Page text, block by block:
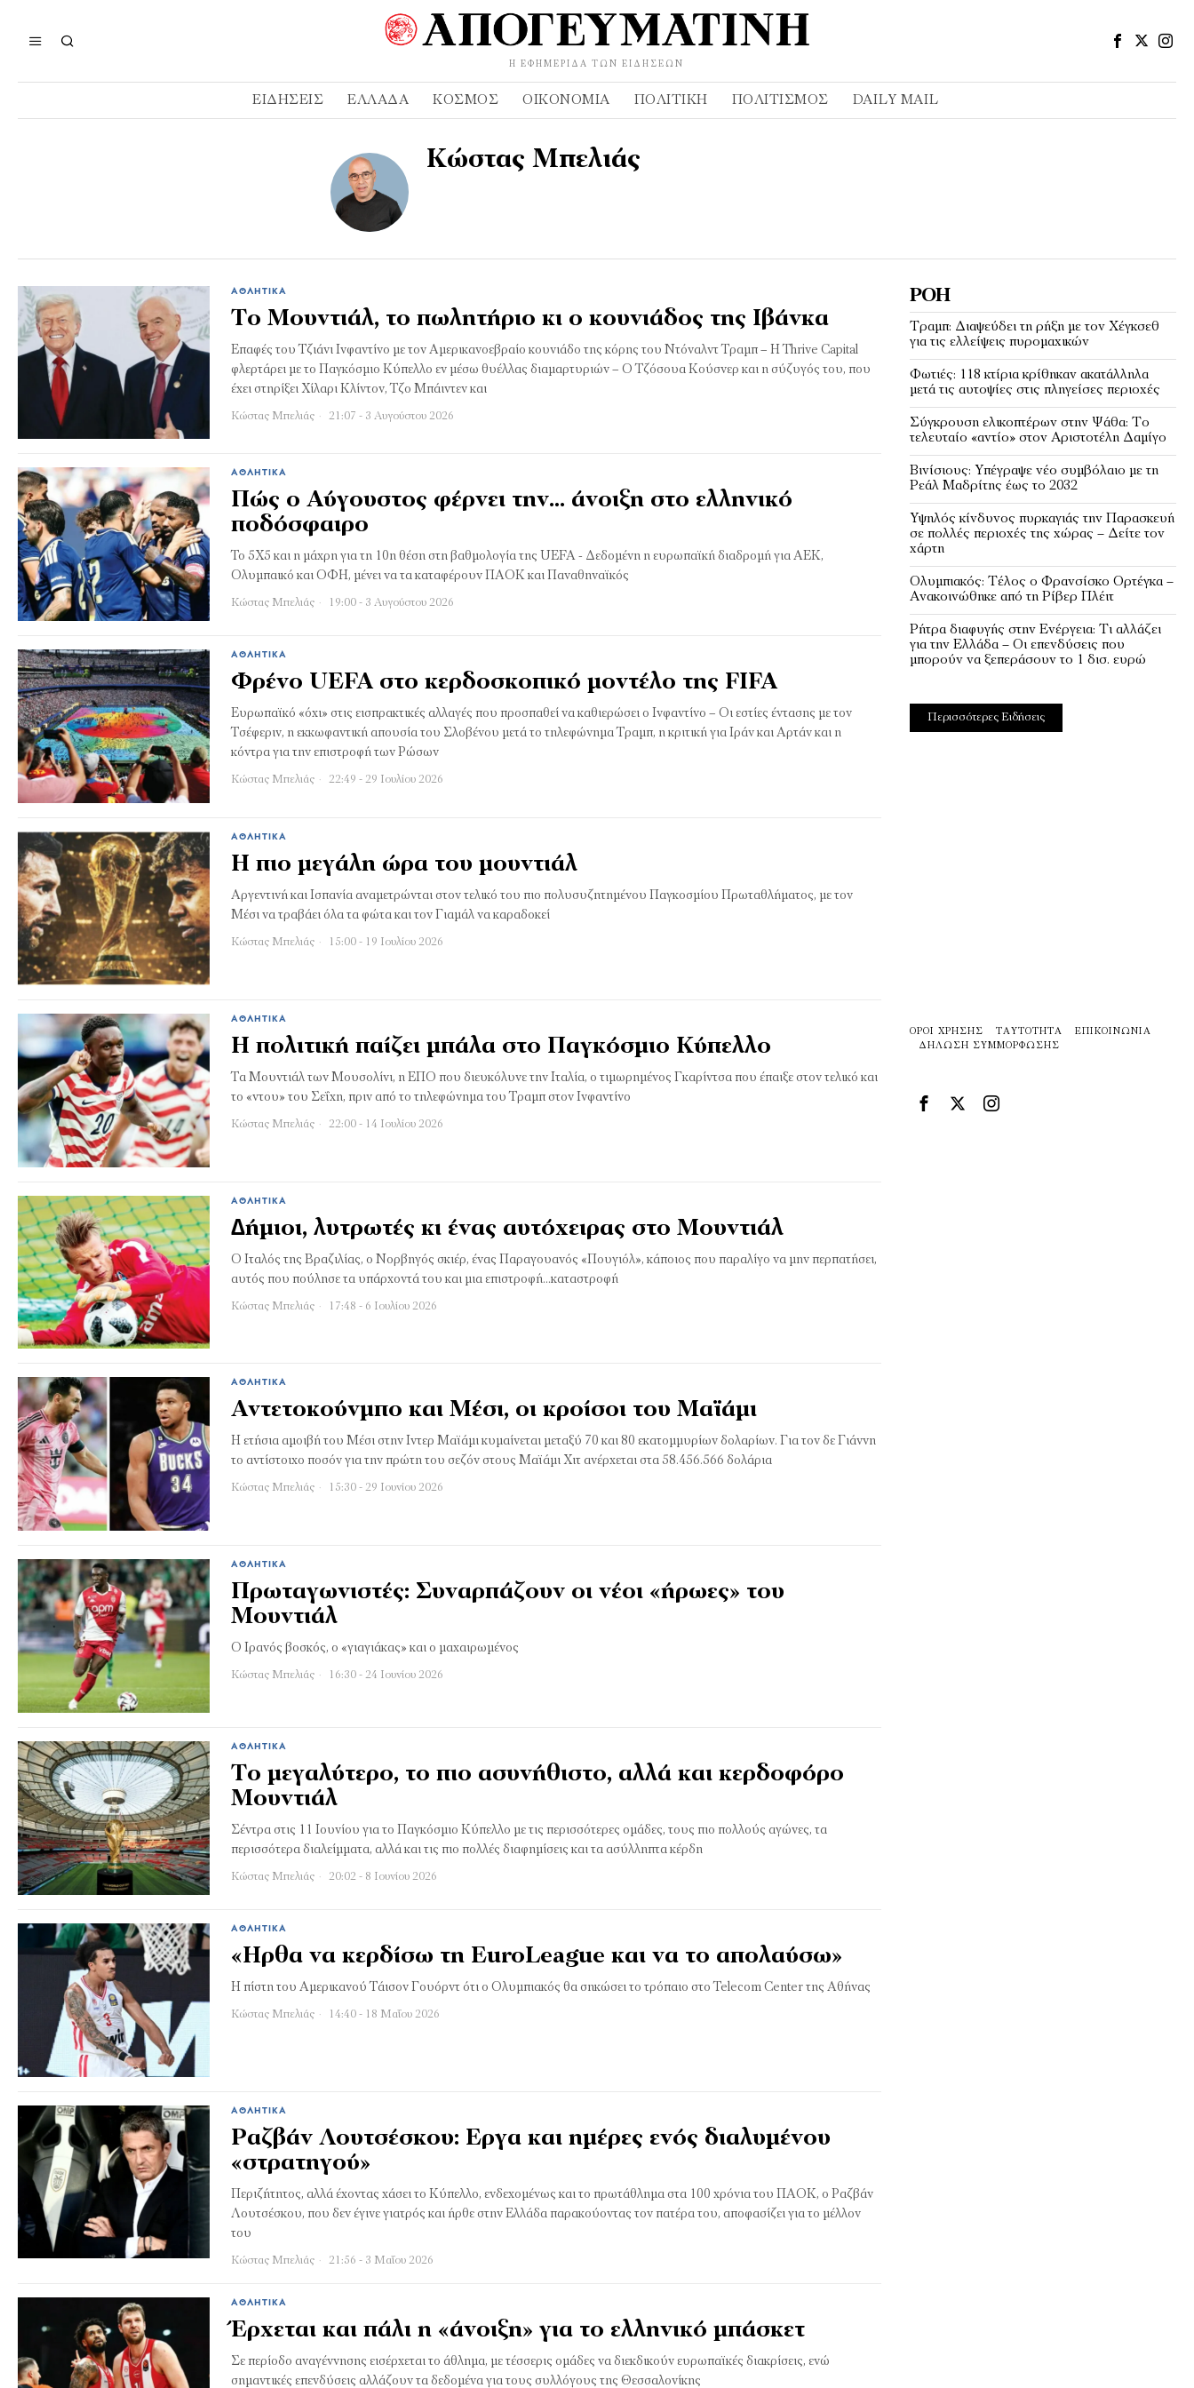
Η ΕΦΗΜΕΡΊΔΑ ΤΩΝ ΕΙΔΉΣΕΩΝ
ΕΙΔΉΣΕΙΣ ΕΛΛΆΔΑ ΚΌΣΜΟΣ ΟΙΚΟΝΟΜΊΑ ΠΟΛΙΤΙΚΉ ΠΟΛΙΤΙΣΜΌΣ DAILY MAIL
Κώστας Μπελιάς
ΑΘΛΗΤΙΚΆ
Το Μουντιάλ, το πωλητήριο κι ο κουνιάδος της Ιβάνκα
Επαφές του Τζιάνι Ινφαντίνο με τον Αμερικανοεβραίο κουνιάδο της κόρης του Ντόναλντ Τραμπ – Η Thrive Capital
φλερτάρει με το Παγκόσμιο Κύπελλο εν μέσω θυέλλας διαμαρτυριών – Ο Τζόσουα Κούσνερ και η σύζυγός του, που
έχει στηρίξει Χίλαρι Κλίντον, Τζο Μπάιντεν και
Κώστας Μπελιάς 21:07 - 3 Αυγούστου 2026
ΑΘΛΗΤΙΚΆ
Πώς ο Αύγουστος φέρνει την… άνοιξη στο ελληνικό
ποδόσφαιρο
To 5X5 και η μάχρη για τη 10η θέση στη βαθμολογία της UEFA - Δεδομένη η ευρωπαϊκή διαδρομή για ΑΕΚ,
Ολυμπαικό και ΟΦΗ, μένει να τα καταφέρουν ΠΑΟΚ και Παναθηναϊκός
Κώστας Μπελιάς 19:00 - 3 Αυγούστου 2026
ΑΘΛΗΤΙΚΆ
Φρένο UEFA στο κερδοσκοπικό μοντέλο της FIFA
Ευρωπαϊκό «όχι» στις εισπρακτικές αλλαγές που προσπαθεί να καθιερώσει ο Ινφαντίνο – Οι εστίες έντασης με τον
Τσέφεριν, η εκκωφαντική απουσία του Σλοβένου μετά το τηλεφώνημα Τραμπ, η κριτική για Ιράν και Αρτάν και η
κόντρα για την επιστροφή των Ρώσων
Κώστας Μπελιάς 22:49 - 29 Ιουλίου 2026
ΑΘΛΗΤΙΚΆ
Η πιο μεγάλη ώρα του μουντιάλ
Αργεντινή και Ισπανία αναμετρώνται στον τελικό του πιο πολυσυζητημένου Παγκοσμίου Πρωταθλήματος, με τον
Μέσι να τραβάει όλα τα φώτα και τον Γιαμάλ να καραδοκεί
Κώστας Μπελιάς 15:00 - 19 Ιουλίου 2026
ΑΘΛΗΤΙΚΆ
Η πολιτική παίζει µπάλα στο Παγκόσµιο Κύπελλο
Τα Μουντιάλ των Μουσολίνι, η ΕΠΟ που διευκόλυνε την Ιταλία, ο τιμωρημένος Γκαρίντσα που έπαιξε στον τελικό και
το «ντου» του Σεΐχη, πριν από το τηλεφώνημα του Τραμπ στον Ινφαντίνο
Κώστας Μπελιάς 22:00 - 14 Ιουλίου 2026
ΑΘΛΗΤΙΚΆ
∆ήµιοι, λυτρωτές κι ένας αυτόχειρας στο Μουντιάλ
O Iταλός της Βραζιλίας, ο Νορβηγός σκιέρ, ένας Παραγουανός «Πουγιόλ», κάποιος που παραλίγο να μην περπατήσει,
αυτός που πούλησε τα υπάρχοντά του και μια επιστροφή...καταστροφή
Κώστας Μπελιάς 17:48 - 6 Ιουλίου 2026
ΑΘΛΗΤΙΚΆ
Αντετοκούνµπο και Μέσι, οι κροίσοι του Μαϊάµι
Η ετήσια αµοιβή του Μέσι στην Ιντερ Μαϊάµι κυµαίνεται µεταξύ 70 και 80 εκατοµµυρίων δολαρίων. Για τον δε Γιάννη
το αντίστοιχο ποσόν για την πρώτη του σεζόν στους Μαϊάµι Χιτ ανέρχεται στα 58.456.566 δολάρια
Κώστας Μπελιάς 15:30 - 29 Ιουνίου 2026
ΑΘΛΗΤΙΚΆ
Πρωταγωνιστές: Συναρπάζουν οι νέοι «ήρωες» του
Μουντιάλ
Ο Ιρανός βοσκός, ο «γιαγιάκας» και ο μαχαιρωμένος
Κώστας Μπελιάς 16:30 - 24 Ιουνίου 2026
ΑΘΛΗΤΙΚΆ
Το µεγαλύτερο, το πιο ασυνήθιστο, αλλά και κερδοφόρο
Μουντιάλ
Σέντρα στις 11 Ιουνίου για το Παγκόσμιο Κύπελλο με τις περισσότερες ομάδες, τους πιο πολλούς αγώνες, τα
περισσότερα διαλείμματα, αλλά και τις πιο πολλές διαφημίσεις και τα ασύλληπτα κέρδη
Κώστας Μπελιάς 20:02 - 8 Ιουνίου 2026
ΑΘΛΗΤΙΚΆ
«Ηρθα να κερδίσω τη EuroLeague και να το απολαύσω»
Η πίστη του Αμερικανού Τάισον Γουόρντ ότι ο Ολυμπιακός θα σηκώσει το τρόπαιο στο Telecom Center της Αθήνας
Κώστας Μπελιάς 14:40 - 18 Μαΐου 2026
ΑΘΛΗΤΙΚΆ
Ραζβάν Λουτσέσκου: Εργα και ηµέρες ενός διαλυµένου
«στρατηγού»
Περιζήτητος, αλλά έχοντας χάσει το Κύπελλο, ενδεχομένως και το πρωτάθλημα στα 100 χρόνια του ΠΑΟΚ, ο Ραζβάν
Λουτσέσκου, που δεν έγινε γιατρός και ήρθε στην Ελλάδα παρακούοντας τον πατέρα του, αποφασίζει για το μέλλον
του
Κώστας Μπελιάς 21:56 - 3 Μαΐου 2026
ΑΘΛΗΤΙΚΆ
Έρχεται και πάλι η «άνοιξη» για το ελληνικό µπάσκετ
Σε περίοδο αναγέννησης εισέρχεται το άθλημα, με τέσσερις ομάδες να διεκδικούν ευρωπαϊκές διακρίσεις, ενώ
σημαντικές επενδύσεις αλλάζουν τα δεδομένα για τους συλλόγους της Θεσσαλονίκης
ΡΟΉ
Τραμπ: Διαψεύδει τη ρήξη με τον Χέγκσεθ
για τις ελλείψεις πυρομαχικών
Φωτιές: 118 κτίρια κρίθηκαν ακατάλληλα
μετά τις αυτοψίες στις πληγείσες περιοχές
Σύγκρουση ελικοπτέρων στην Ψάθα: Tο
τελευταίο «αντίο» στον Αριστοτέλη Δαμίγο
Βινίσιους: Υπέγραψε νέο συμβόλαιο με τη
Ρεάλ Μαδρίτης έως το 2032
Υψηλός κίνδυνος πυρκαγιάς την Παρασκευή
σε πολλές περιοχές της χώρας – Δείτε τον
χάρτη
Ολυμπιακός: Τέλος ο Φρανσίσκο Ορτέγκα –
Ανακοινώθηκε από τη Ρίβερ Πλέιτ
Ρήτρα διαφυγής στην Ενέργεια: Τι αλλάζει
για την Ελλάδα – Οι επενδύσεις που
μπορούν να ξεπεράσουν το 1 δισ. ευρώ
Περισσότερες Ειδήσεις
ΌΡΟΙ ΧΡΉΣΗΣ ΤΑΥΤΌΤΗΤΑ
ΕΠΙΚΟΙΝΩΝΊΑ
ΔΉΛΩΣΗ ΣΥΜΜΌΡΦΩΣΗΣ